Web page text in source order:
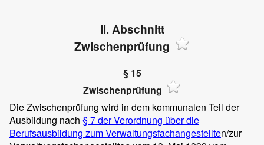
II. Abschnitt
Zwischenprüfung
§ 15
Zwischenprüfung
Die Zwischenprüfung wird in dem kommunalen Teil der
Ausbildung nach § 7 der Verordnung über die
Berufsausbildung zum Verwaltungsfachangestellten/zur